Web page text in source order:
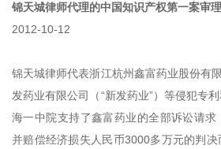
锦天城律师代理的中国知识产权第一案审
2012-10-12
锦天城律师代表浙江杭州鑫富药业股份有
发药业有限公司（“新发药业”）等侵犯专
海一中院支持了鑫富药业的全部诉讼请求
并赔偿经济损失人民币3000多万元的判